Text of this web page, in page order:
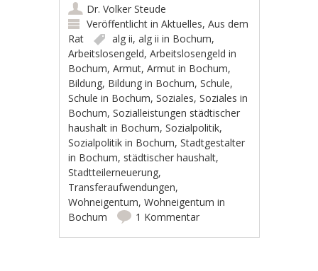
Dr. Volker Steude
Veröffentlicht inAktuelles,Aus dem
Rat
alg ii,alg ii in Bochum,
Arbeitslosengeld,Arbeitslosengeld in
Bochum,Armut,Armut in Bochum,
Bildung, Bildung in Bochum,Schule,
Schule in Bochum,Soziales,Soziales in
Bochum,Sozialleistungen städtischer
haushalt in Bochum,Sozialpolitik,
Sozialpolitik in Bochum,Stadtgestalter
in Bochum, städtischer haushalt,
Stadtteilerneuerung,
Transferaufwendungen,
Wohneigentum,Wohneigentum in
Bochum
1 Kommentar